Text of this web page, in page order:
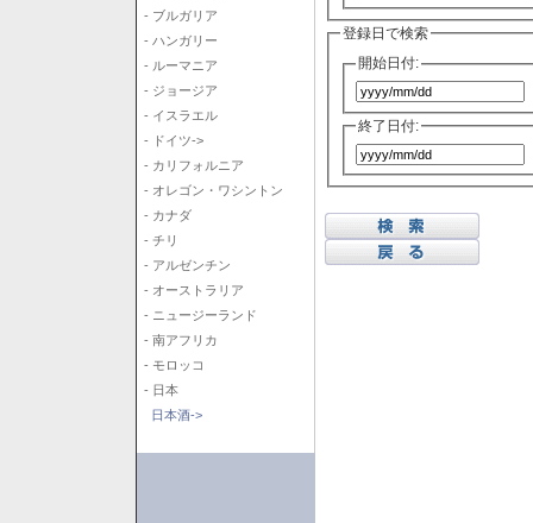
- ブルガリア
- ハンガリー
- ルーマニア
- ジョージア
- イスラエル
- ドイツ->
- カリフォルニア
- オレゴン・ワシントン
- カナダ
- チリ
- アルゼンチン
- オーストラリア
- ニュージーランド
- 南アフリカ
- モロッコ
- 日本
日本酒->
登録日で検索
開始日付:
終了日付: